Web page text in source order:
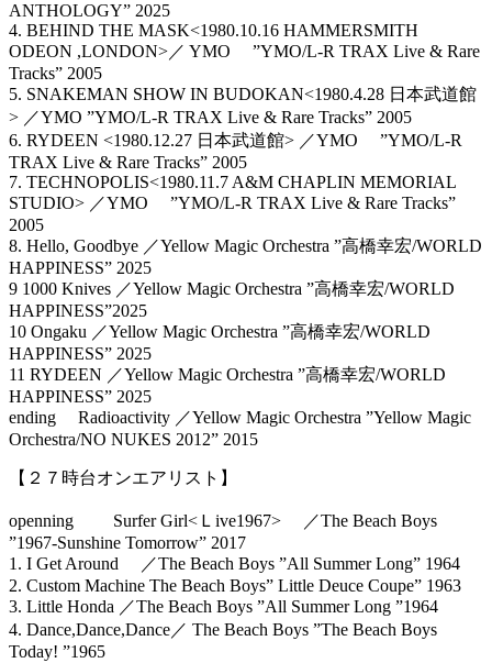
ANTHOLOGY” 2025
4. BEHIND THE MASK<1980.10.16 HAMMERSMITH
ODEON ,LONDON>／ YMO ”YMO/L-R TRAX Live & Rare
Tracks” 2005
5. SNAKEMAN SHOW IN BUDOKAN<1980.4.28 日本武道館
> ／YMO ”YMO/L-R TRAX Live & Rare Tracks” 2005
6. RYDEEN <1980.12.27 日本武道館> ／YMO ”YMO/L-R
TRAX Live & Rare Tracks” 2005
7. TECHNOPOLIS<1980.11.7 A&M CHAPLIN MEMORIAL
STUDIO> ／YMO ”YMO/L-R TRAX Live & Rare Tracks”
2005
8. Hello, Goodbye ／Yellow Magic Orchestra ”高橋幸宏/WORLD
HAPPINESS” 2025
9 1000 Knives ／Yellow Magic Orchestra ”高橋幸宏/WORLD
HAPPINESS”2025
10 Ongaku ／Yellow Magic Orchestra ”高橋幸宏/WORLD
HAPPINESS” 2025
11 RYDEEN ／Yellow Magic Orchestra ”高橋幸宏/WORLD
HAPPINESS” 2025
ending Radioactivity ／Yellow Magic Orchestra ”Yellow Magic
Orchestra/NO NUKES 2012” 2015
【２７時台オンエアリスト】
openning Surfer Girl<Ｌive1967> ／The Beach Boys
”1967-Sunshine Tomorrow” 2017
1. I Get Around ／The Beach Boys ”All Summer Long” 1964
2. Custom Machine The Beach Boys” Little Deuce Coupe” 1963
3. Little Honda ／The Beach Boys ”All Summer Long ”1964
4. Dance,Dance,Dance／ The Beach Boys ”The Beach Boys
Today! ”1965